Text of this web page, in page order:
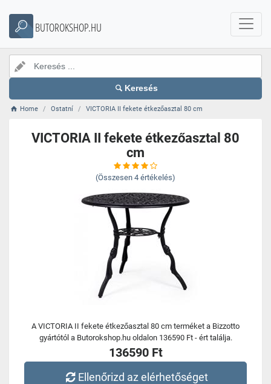
BUTOROKSHOP.HU
Keresés
Home Ostatní VICTORIA II fekete étkezőasztal 80 cm
VICTORIA II fekete étkezőasztal 80
cm
(Összesen 4 értékelés)
A VICTORIA II fekete étkezőasztal 80 cm terméket a Bizzotto
gyártótól a Butorokshop.hu oldalon 136590 Ft - ért találja.
136590 Ft
Ellenőrizd az elérhetőséget